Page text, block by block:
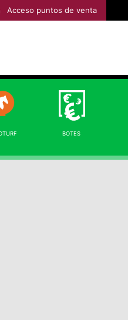
Acceso puntos de venta
BOTES